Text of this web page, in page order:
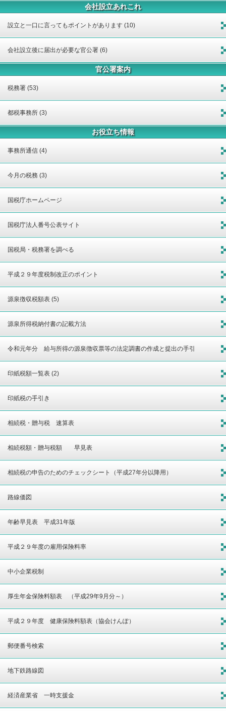
会社設立あれこれ
設立と一口に言ってもポイントがあります (10)
会社設立後に届出が必要な官公署 (6)
官公署案内
税務署 (53)
都税事務所 (3)
お役立ち情報
事務所通信 (4)
今月の税務 (3)
国税庁ホームページ
国税庁法人番号公表サイト
国税局・税務署を調べる
平成２９年度税制改正のポイント
源泉徴収税額表 (5)
源泉所得税納付書の記載方法
令和元年分 給与所得の源泉徴収票等の法定調書の作成と提出の手引
印紙税額一覧表 (2)
印紙税の手引き
相続税・贈与税 速算表
相続税額・贈与税額 早見表
相続税の申告のためのチェックシート（平成27年分以降用）
路線価図
年齢早見表 平成31年版
平成２９年度の雇用保険料率
中小企業税制
厚生年金保険料額表 （平成29年9月分～）
平成２９年度 健康保険料額表（協会けんぽ）
郵便番号検索
地下鉄路線図
経済産業省 一時支援金